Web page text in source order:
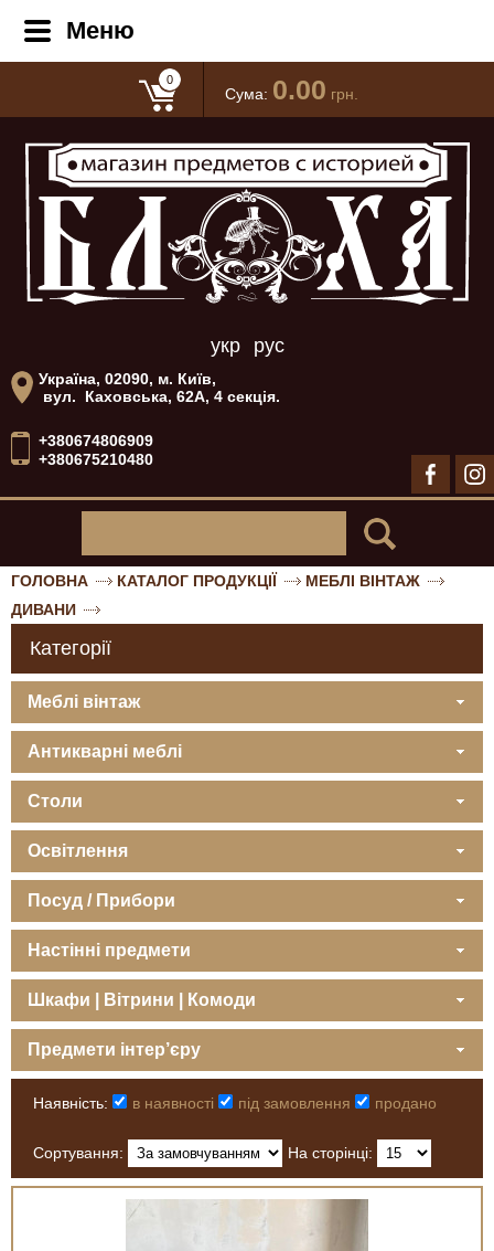
0
Сума: 0.00 грн.
укр рус
Україна, 02090, м. Київ,
вул. Каховська, 62А, 4 секція.
+380674806909
+380675210480
Меню
ГОЛОВНА КАТАЛОГ ПРОДУКЦІЇ
МЕБЛІ ВІНТАЖ
ДИВАНИ
Категорії
Меблі вінтаж
Антикварні меблі
Столи
Освітлення
Посуд / Прибори
Настінні предмети
Шкафи | Вітрини | Комоди
Предмети інтер’єру
Наявність: в наявності під замовлення продано
Сортування: На сторінці: